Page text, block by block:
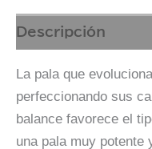
Descripción
La pala que
perfeccionando sus
balance favorece el
una pala muy potente